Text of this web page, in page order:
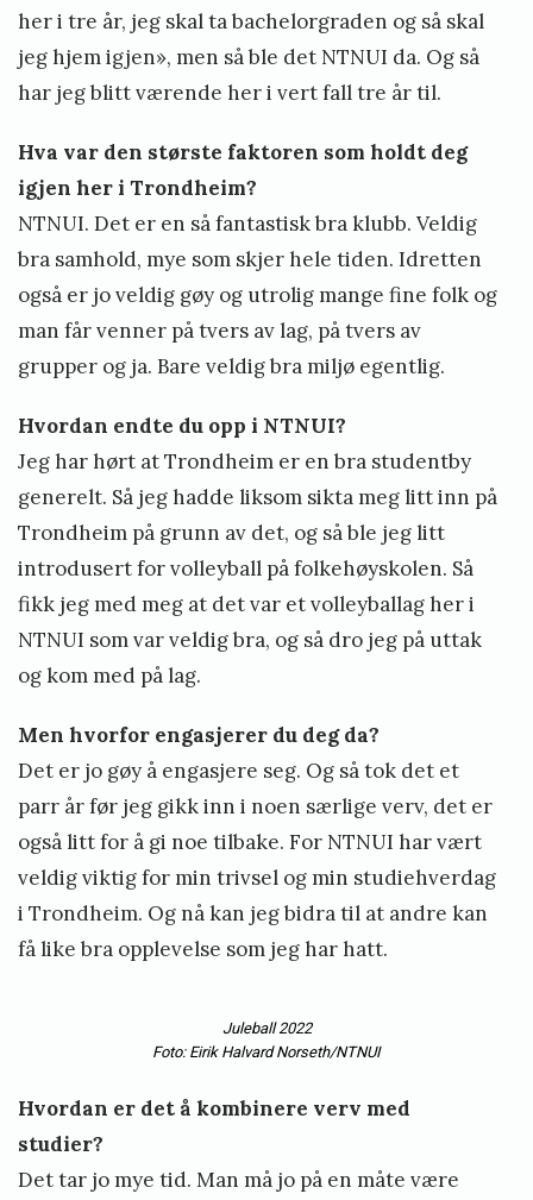
her i tre år, jeg skal ta bachelorgraden og så skal
jeg hjem igjen», men så ble det NTNUI da. Og så
har jeg blitt værende her i vert fall tre år til.
Hva var den største faktoren som holdt deg
igjen her i Trondheim?
NTNUI. Det er en så fantastisk bra klubb. Veldig
bra samhold, mye som skjer hele tiden. Idretten
også er jo veldig gøy og utrolig mange fine folk og
man får venner på tvers av lag, på tvers av
grupper og ja. Bare veldig bra miljø egentlig.
Hvordan endte du opp i NTNUI?
Jeg har hørt at Trondheim er en bra studentby
generelt. Så jeg hadde liksom sikta meg litt inn på
Trondheim på grunn av det, og så ble jeg litt
introdusert for volleyball på folkehøyskolen. Så
fikk jeg med meg at det var et volleyballag her i
NTNUI som var veldig bra, og så dro jeg på uttak
og kom med på lag.
Men hvorfor engasjerer du deg da?
Det er jo gøy å engasjere seg. Og så tok det et
parr år før jeg gikk inn i noen særlige verv, det er
også litt for å gi noe tilbake. For NTNUI har vært
veldig viktig for min trivsel og min studiehverdag
i Trondheim. Og nå kan jeg bidra til at andre kan
få like bra opplevelse som jeg har hatt.
Juleball 2022
Foto: Eirik Halvard Norseth/NTNUI
Hvordan er det å kombinere verv med
studier?
Det tar jo mye tid. Man må jo på en måte være